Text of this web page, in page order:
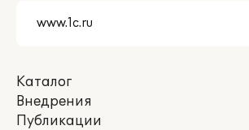
Каталог
Внедрения
Публикации